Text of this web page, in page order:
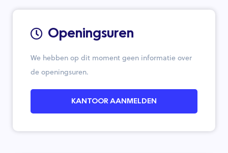
Openingsuren
We hebben op dit moment geen informatie over
de openingsuren.
KANTOOR AANMELDEN